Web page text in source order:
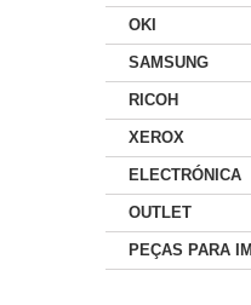
OKI
SAMSUNG
RICOH
XEROX
ELECTRÓNICA
OUTLET
PEÇAS PARA